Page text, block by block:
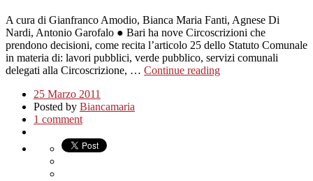
A cura di Gianfranco Amodio, Bianca Maria Fanti, Agnese Di
Nardi, Antonio Garofalo ● Bari ha nove Circoscrizioni che
prendono decisioni, come recita l’articolo 25 dello Statuto Comunale
in materia di: lavori pubblici, verde pubblico, servizi comunali
delegati alla Circoscrizione, … Continue reading
25 Marzo 2011
Posted by Biancamaria
1 comment